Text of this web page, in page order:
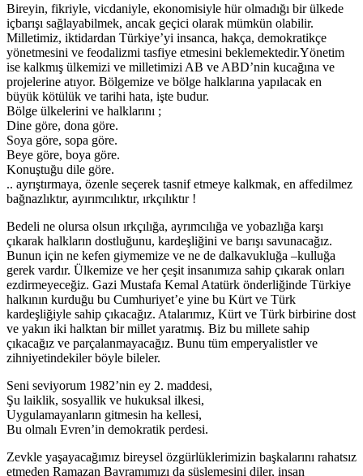
Bireyin, fikriyle, vicdaniyle, ekonomisiyle hür olmadığı bir ülkede
içbarışı sağlayabilmek, ancak geçici olarak mümkün olabilir.
Milletimiz, iktidardan Türkiye’yi insanca, hakça, demokratikçe
yönetmesini ve feodalizmi tasfiye etmesini beklemektedir.Yönetim
ise kalkmış ülkemizi ve milletimizi AB ve ABD’nin kucağına ve
projelerine atıyor. Bölgemize ve bölge halklarına yapılacak en
büyük kötülük ve tarihi hata, işte budur.
Bölge ülkelerini ve halklarını ;
Dine göre, dona göre.
Soya göre, sopa göre.
Beye göre, boya göre.
Konuştuğu dile göre.
.. ayrıştırmaya, özenle seçerek tasnif etmeye kalkmak, en affedilmez
bağnazlıktır, ayırımcılıktır, ırkçılıktır !
Bedeli ne olursa olsun ırkçılığa, ayrımcılığa ve yobazlığa karşı
çıkarak halkların dostluğunu, kardeşliğini ve barışı savunacağız.
Bunun için ne kefen giymemize ve ne de dalkavukluğa –kulluğa
gerek vardır. Ülkemize ve her çeşit insanımıza sahip çıkarak onları
ezdirmeyeceğiz. Gazi Mustafa Kemal Atatürk önderliğinde Türkiye
halkının kurduğu bu Cumhuriyet’e yine bu Kürt ve Türk
kardeşliğiyle sahip çıkacağız. Atalarımız, Kürt ve Türk birbirine dost
ve yakın iki halktan bir millet yaratmış. Biz bu millete sahip
çıkacağız ve parçalanmayacağız. Bunu tüm emperyalistler ve
zihniyetindekiler böyle bileler.
Seni seviyorum 1982’nin ey 2. maddesi,
Şu laiklik, sosyallik ve hukuksal ilkesi,
Uygulamayanların gitmesin ha kellesi,
Bu olmalı Evren’in demokratik perdesi.
Zevkle yaşayacağımız bireysel özgürlüklerimizin başkalarını rahatsız
etmeden Ramazan Bayramımızı da süslemesini diler, insan